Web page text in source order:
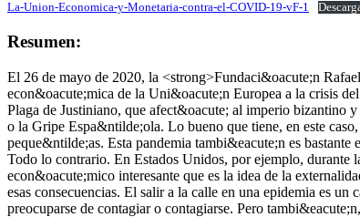
La-Union-Economica-y-Monetaria-contra-el-COVID-19-vF-1
Resumen:
El 26 de mayo de 2020, la <strong>Fundaci&oacute;n Rafael del Pino</strong> organiz&oacute; la conferencia de Luis Garicano, eurodiputado y vicepresidente de Renew Europe, titulada &ldquo;La respuesta econ&oacute;mica de la Uni&oacute;n Europea a la crisis del COVID-19. Garicano se&ntilde;al&oacute; que las pandemias no son algo nuevo en la historia. Las hemos tenido en el pasado. Por ejemplo, la Plaga de Justiniano, que afect&oacute; al imperio bizantino y a otras partes de Europa, Asia y &Aacute;frica entre 541 y 543; la Peste Negra, que afect&oacute; a Europa y Asia; la Plaga Italiana, de 1629-1631, o la Gripe Espa&ntilde;ola. Lo bueno que tiene, en este caso, la crisis del Coronavirus es que el capital f&iacute;sico no se ha destrozado y las p&eacute;rdidas en capital humano son relativamente peque&ntilde;as. Esta pandemia tambi&eacute;n es bastante especial por otra raz&oacute;n. En una guerra, nunca se le pide a la gente que se quede en casa, ni se reduce voluntariamente la producci&oacute;n. Todo lo contrario. En Estados Unidos, por ejemplo, durante la Segunda Guerra Mundial las mujeres salieron masivamente para incorporarse a trabajar y no detener la producci&oacute;n. El virus tiene un aspecto econ&oacute;mico interesante que es la idea de la externalidad. Una externalidad se produce cuando se toma una decisi&oacute;n que tiene consecuencias para los dem&aacute;s, pero que no se pone precio a esas consecuencias. El salir a la calle en una epidemia es un caso de externalidad que tiene un coste importante. Por ejemplo, cuando los j&oacute;venes salen despreocupadamente a la calle, sin mascarillas, sin preocuparse de contagiar o contagiarse. Pero tambi&eacute;n, si uno quiere estar protegido, puede ir en la direcci&oacute;n contraria y decir prefiero contagiarme antes que despu&eacute;s, lo que puede llevar a que la gente salga m&aacute;s. La cuesti&oacute;n es que la gente no internaliza el coste de sus acciones. Por esa raz&oacute;n, el confinamiento se impone desde el gobierno, dada la necesidad de congelar la expansi&oacute;n del virus. Esta situaci&oacute;n est&aacute; produciendo una contracci&oacute;n econ&oacute;mica. Vemos que la oferta cae, que la gente que no produce se queda en su casa. A causa de ello, cae la demanda, y esto va de vuelta a la oferta. En Espa&ntilde;a, los gastos han ca&iacute;do much&iacute;simo, un 60% el gasto nacional y un 100% el extranjero. Hay actividades que caen much&iacute;simo y otras menos, dependiendo de la composici&oacute;n de la demanda. Tambi&eacute;n hay un impacto en forma de salida de capitales much&iacute;simo mayor que en la crisis financiera. La inversi&oacute;n en los pa&iacute;ses pobres ha ca&iacute;do much&iacute;simo. Las decisiones que han tomado los pa&iacute;ses para afrontar esta situaci&oacute;n econ&oacute;mica han